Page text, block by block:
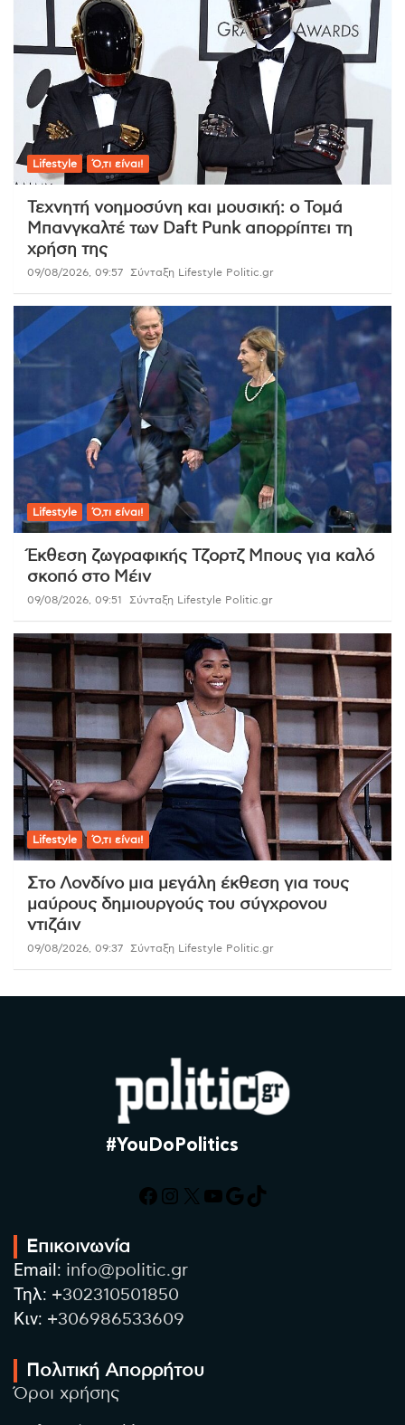
Lifestyle Ό,τι είναι!
Τεχνητή νοημοσύνη και μουσική: ο Τομά
Μπανγκαλτέ των Daft Punk απορρίπτει τη
χρήση της
09/08/2026, 09:57 Σύνταξη Lifestyle Politic.gr
Lifestyle Ό,τι είναι!
Έκθεση ζωγραφικής Τζορτζ Μπους για καλό
σκοπό στο Μέιν
09/08/2026, 09:51 Σύνταξη Lifestyle Politic.gr
Lifestyle Ό,τι είναι!
Στο Λονδίνο μια μεγάλη έκθεση για τους
μαύρους δημιουργούς του σύγχρονου
ντιζάιν
09/08/2026, 09:37 Σύνταξη Lifestyle Politic.gr
#YouDoPolitics
Facebook
Instagram
X YouTube
Google
TikTok
Επικοινωνία
Email: info@politic.gr
Τηλ: +302310501850
Κιν: +306986533609
Πολιτική Απορρήτου
Όροι χρήσης